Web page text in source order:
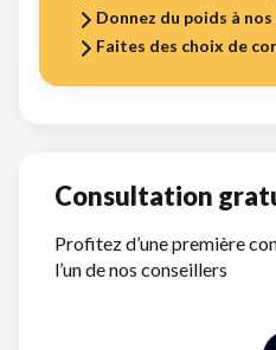
Donnez du poids à
Faites des choix de
Consultation
Profitez d’une première
l’un de nos conseillers